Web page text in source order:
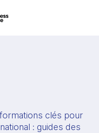
clés pour
: guides des